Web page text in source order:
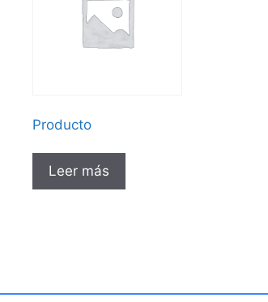
Producto
Leer más